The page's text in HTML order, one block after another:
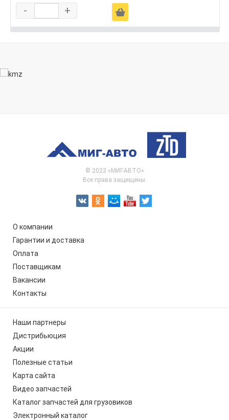
- + Ä
© 2023 «МИГ-АВТО»
Все права защищены.
О компании
Гарантии и доставка
Оплата
Поставщикам
Вакансии
Контакты
Наши партнеры
Дистрибьюция
Акции
Полезные статьи
Карта сайта
Видео запчастей
Каталог запчастей для грузовиков
Электронный каталог